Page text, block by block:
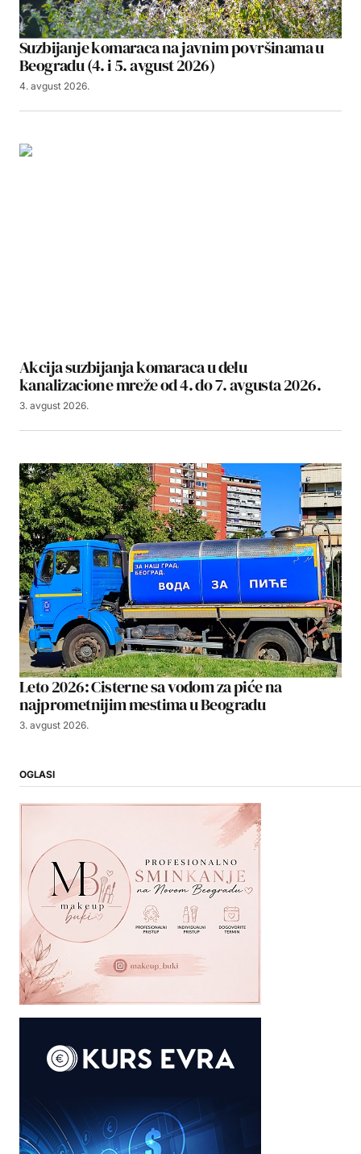
Suzbijanje komaraca na javnim površinama u
Beogradu (4. i 5. avgust 2026)
4. avgust 2026.
Akcija suzbijanja komaraca u delu
kanalizacione mreže od 4. do 7. avgusta 2026.
3. avgust 2026.
Leto 2026: Cisterne sa vodom za piće na
najprometnijim mestima u Beogradu
3. avgust 2026.
OGLASI